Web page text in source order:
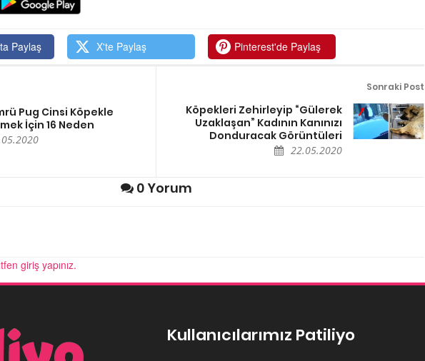
Paylaş X'te Paylaş Pinterest'de Paylaş
Pug Cinsi Köpekle
İçin 16 Neden
Sonraki Post
Köpekleri Zehirleyip “Gülerek
Uzaklaşan” Kadının Kanınızı
Donduracak Görüntüleri
22.05.2020
0 Yorum
giriş yapınız.
Kullanıcılarımız Patiliyo